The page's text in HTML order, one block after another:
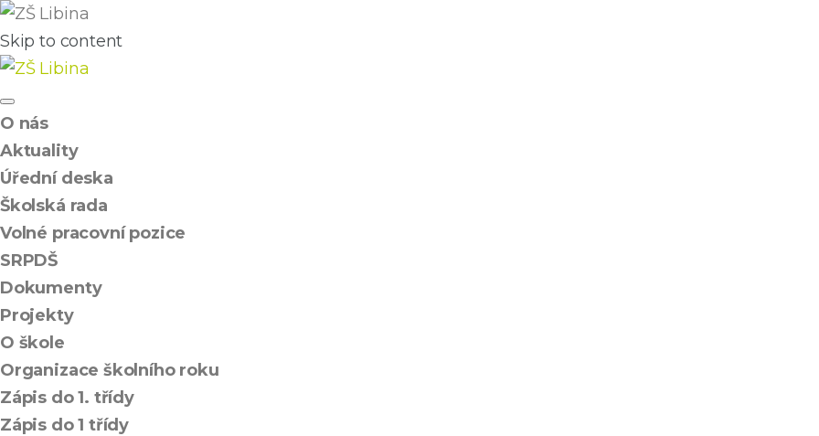
Skip to content
O nás
Aktuality
Úřední deska
Školská rada
Volné pracovní pozice
SRPDŠ
Dokumenty
Projekty
O škole
Organizace školního roku
Zápis do 1. třídy
Zápis do 1 třídy